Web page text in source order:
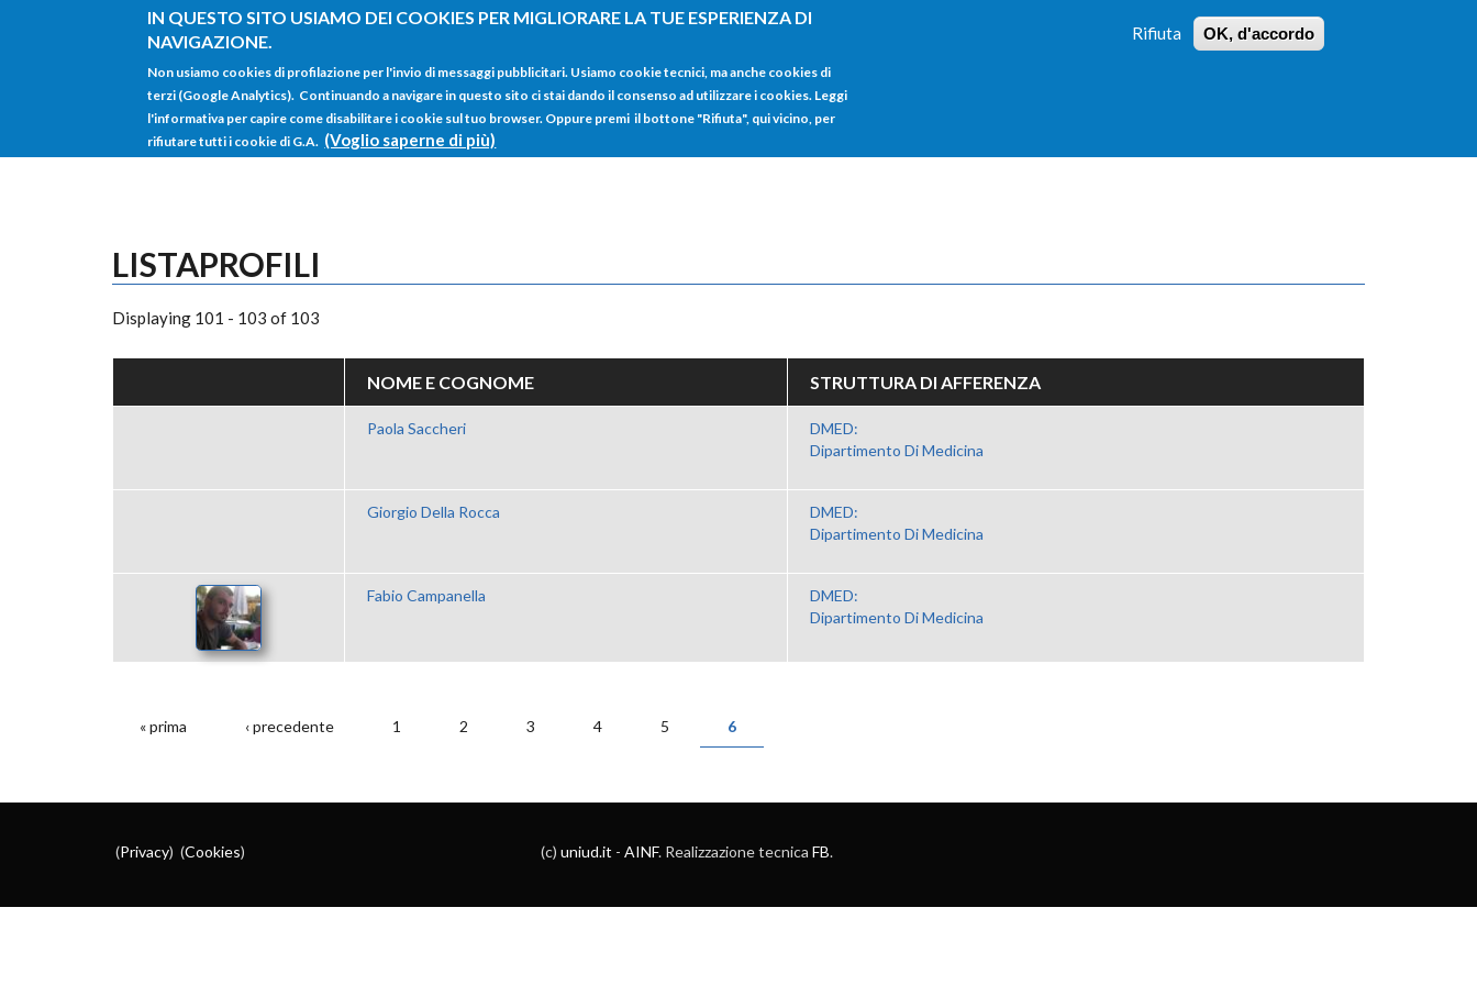
IN QUESTO SITO USIAMO DEI COOKIES PER MIGLIORARE LA TUE ESPERIENZA DI
NAVIGAZIONE.
Non usiamo cookies di profilazione per l'invio di messaggi pubblicitari. Usiamo cookie tecnici, ma anche cookies di
terzi (Google Analytics). Continuando a navigare in questo sito ci stai dando il consenso ad utilizzare i cookies. Leggi
l'informativa per capire come disabilitare i cookie sul tuo browser. Oppure premi il bottone "Rifiuta", qui vicino, per
rifiutare tutti i cookie di G.A. (Voglio saperne di più)
Rifiuta OK, d'accordo
Salta al contenuto principale
RICERCA
HOME
LISTAPROFILI
Displaying 101 - 103 of 103
NOME E COGNOME STRUTTURA DI AFFERENZA
Paola Saccheri
DMED:
Dipartimento Di Medicina
Giorgio Della Rocca
DMED:
Dipartimento Di Medicina
Fabio Campanella
DMED:
Dipartimento Di Medicina
PAGINE
« prima ‹ precedente 1 2 3 4 5 6
(Privacy) (Cookies) (c) uniud.it - AINF. Realizzazione tecnica FB.